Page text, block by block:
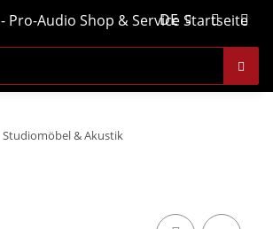
DE
Studiomöbel & Akustik